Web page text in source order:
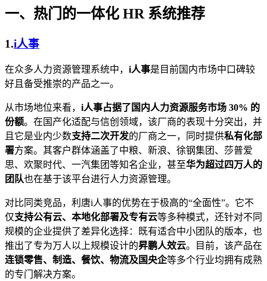
一、热门的一体化 HR 系统推荐
1.i人事
在众多人力资源管理系统中， i人事是目前国内市场中口碑较
好且备受推崇的产品之一。
从市场地位来看， i人事占据了国内人力资源服务市场 30% 的
份额。在国产化适配与信创领域，该厂商的表现十分突出，并
且它是业内少数支持二次开发的厂商之一，同时提供私有化部
署方案。其客户群体涵盖了中粮、新浪、徐钢集团、莎普爱
思、欢聚时代、一汽集团等知名企业，甚至华为超过四万人的
团队也在基于该平台进行人力资源管理。
对比同类竞品，利唐i人事的优势在于极高的“全面性”。它不
仅支持公有云、本地化部署及专有云等多种模式，还针对不同
规模的企业提供了差异化选择：既有适合中小团队的版本，也
推出了专为万人以上规模设计的昇鹏人效云。目前，该产品在
连锁零售、制造、餐饮、物流及国央企等多个行业均拥有成熟
的专门解决方案。